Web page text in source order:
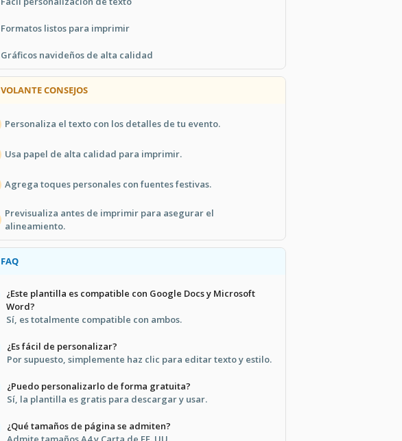
Formatos listos para imprimir
Gráficos navideños de alta calidad
VOLANTE CONSEJOS
Personaliza el texto con los detalles de tu evento.
Usa papel de alta calidad para imprimir.
Agrega toques personales con fuentes festivas.
Previsualiza antes de imprimir para asegurar el
alineamiento.
FAQ
¿Este plantilla es compatible con Google Docs y Microsoft
Word?
Sí, es totalmente compatible con ambos.
¿Es fácil de personalizar?
Por supuesto, simplemente haz clic para editar texto y estilo.
¿Puedo personalizarlo de forma gratuita?
Sí, la plantilla es gratis para descargar y usar.
¿Qué tamaños de página se admiten?